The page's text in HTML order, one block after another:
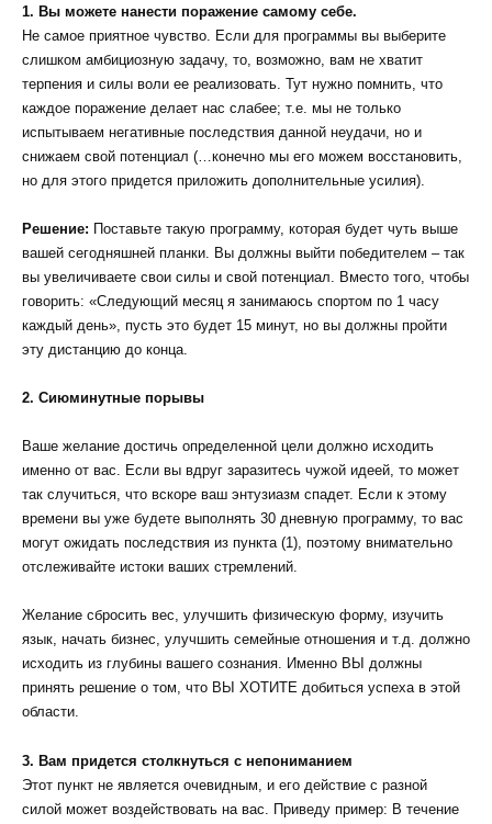
1. Вы можете нанести поражение самому себе.
Не самое приятное чувство. Если для программы вы выберите
слишком амбициозную задачу, то, возможно, вам не хватит
терпения и силы воли ее реализовать. Тут нужно помнить, что
каждое поражение делает нас слабее; т.е. мы не только
испытываем негативные последствия данной неудачи, но и
снижаем свой потенциал (…конечно мы его можем восстановить,
но для этого придется приложить дополнительные усилия).
Решение: Поставьте такую программу, которая будет чуть выше
вашей сегодняшней планки. Вы должны выйти победителем – так
вы увеличиваете свои силы и свой потенциал. Вместо того, чтобы
говорить: «Следующий месяц я занимаюсь спортом по 1 часу
каждый день», пусть это будет 15 минут, но вы должны пройти
эту дистанцию до конца.
2. Сиюминутные порывы
Ваше желание достичь определенной цели должно исходить
именно от вас. Если вы вдруг заразитесь чужой идеей, то может
так случиться, что вскоре ваш энтузиазм спадет. Если к этому
времени вы уже будете выполнять 30 дневную программу, то вас
могут ожидать последствия из пункта (1), поэтому внимательно
отслеживайте истоки ваших стремлений.
Желание сбросить вес, улучшить физическую форму, изучить
язык, начать бизнес, улучшить семейные отношения и т.д. должно
исходить из глубины вашего сознания. Именно ВЫ должны
принять решение о том, что ВЫ ХОТИТЕ добиться успеха в этой
области.
3. Вам придется столкнуться с непониманием
Этот пункт не является очевидным, и его действие с разной
силой может воздействовать на вас. Приведу пример: В течение